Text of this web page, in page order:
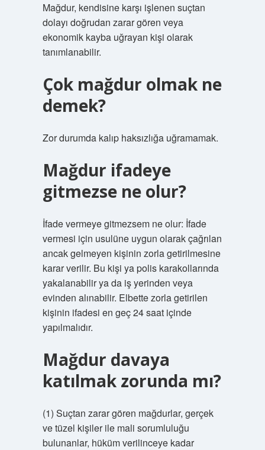
Mağdur, kendisine karşı işlenen suçtan
dolayı doğrudan zarar gören veya
ekonomik kayba uğrayan kişi olarak
tanımlanabilir.
Çok mağdur olmak ne
demek?
Zor durumda kalıp haksızlığa uğramamak.
Mağdur ifadeye
gitmezse ne olur?
İfade vermeye gitmezsem ne olur: İfade
vermesi için usulüne uygun olarak çağrılan
ancak gelmeyen kişinin zorla getirilmesine
karar verilir. Bu kişi ya polis karakollarında
yakalanabilir ya da iş yerinden veya
evinden alınabilir. Elbette zorla getirilen
kişinin ifadesi en geç 24 saat içinde
yapılmalıdır.
Mağdur davaya
katılmak zorunda mı?
(1) Suçtan zarar gören mağdurlar, gerçek
ve tüzel kişiler ile mali sorumluluğu
bulunanlar, hüküm verilinceye kadar